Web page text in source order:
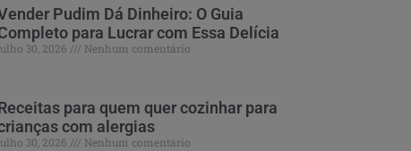
Pudim Dá Dinheiro: O Guia
para Lucrar com Essa Delícia
30, 2026 Nenhum comentário
para quem quer cozinhar para
com alergias
30, 2026 Nenhum comentário